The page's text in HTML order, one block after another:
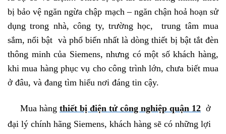
bị bảo vệ ngăn ngừa chập mạch – ngăn chận hoả hoạn sử
dụng trong nhà, công ty, trường học, trung tâm mua
sắm, nổi bật và phổ biến nhất là dòng thiết bị bật tắt đèn
thông minh của Siemens,nhưng có một số khách hàng,
khi mua hàng phục vụ cho công trình lớn, chưa biết mua
ở đâu, và đang tìm hiểu nơi đáng tin cậy.
Mua hàng thiết bị điện tử công nghiệp quận 12 ở
đại lý chính hãng Siemens, khách hàng sẽ có những lợi